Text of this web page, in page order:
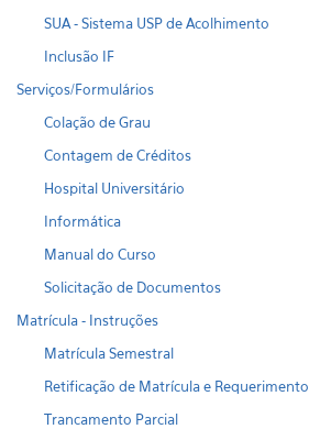
SUA - Sistema USP de Acolhimento
Inclusão IF
Serviços/Formulários
Colação de Grau
Contagem de Créditos
Hospital Universitário
Informática
Manual do Curso
Solicitação de Documentos
Matrícula - Instruções
Matrícula Semestral
Retificação de Matrícula e Requerimento
Trancamento Parcial